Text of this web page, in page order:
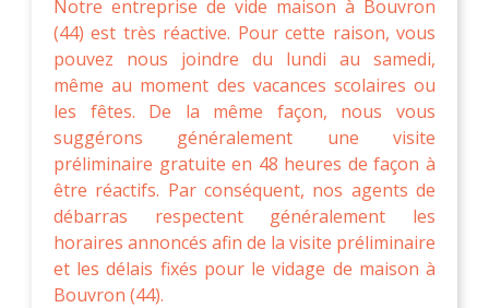
Notre entreprise de vide maison à Bouvron
(44) est très réactive. Pour cette raison, vous
pouvez nous joindre du lundi au samedi,
même au moment des vacances scolaires ou
les fêtes. De la même façon, nous vous
suggérons généralement une visite
préliminaire gratuite en 48 heures de façon à
être réactifs. Par conséquent, nos agents de
débarras respectent généralement les
horaires annoncés afin de la visite préliminaire
et les délais fixés pour le vidage de maison à
Bouvron (44).